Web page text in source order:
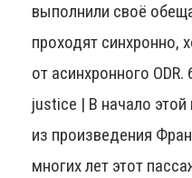
выполнили своё
проходят синхронно,
от асинхронного
justice | В начало
из произведения
многих лет этот